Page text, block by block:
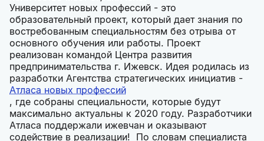
Университет новых профессий - это
образовательный проект, который дает знания по
востребованным специальностям без отрыва от
основного обучения или работы. Проект
реализован командой Центра развития
предпринимательства г. Ижевск. Идея родилась из
разработки Агентства стратегических инициатив -
Атласа новых профессий
, где собраны специальности, которые будут
максимально актуальны к 2020 году. Разработчики
Атласа поддержали ижевчан и оказывают
содействие в реализации! По словам специалиста